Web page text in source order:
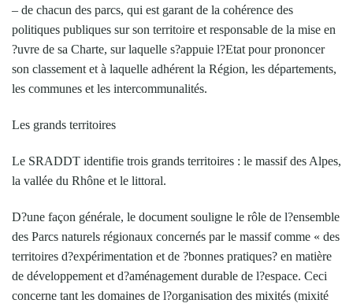
– de chacun des parcs, qui est garant de la cohérence des
politiques publiques sur son territoire et responsable de la mise en
?uvre de sa Charte, sur laquelle s?appuie l?Etat pour prononcer
son classement et à laquelle adhérent la Région, les départements,
les communes et les intercommunalités.
Les grands territoires
Le SRADDT identifie trois grands territoires : le massif des Alpes,
la vallée du Rhône et le littoral.
D?une façon générale, le document souligne le rôle de l?ensemble
des Parcs naturels régionaux concernés par le massif comme « des
territoires d?expérimentation et de ?bonnes pratiques? en matière
de développement et d?aménagement durable de l?espace. Ceci
concerne tant les domaines de l?organisation des mixités (mixité